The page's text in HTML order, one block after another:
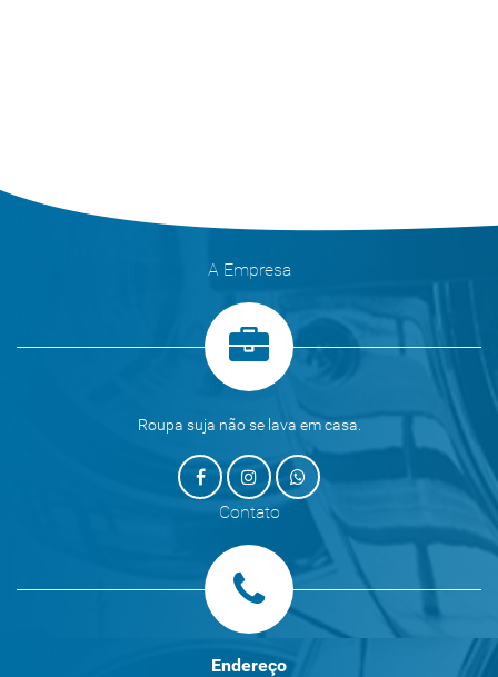
A Empresa
Roupa suja não se lava em casa.
Contato
Endereço